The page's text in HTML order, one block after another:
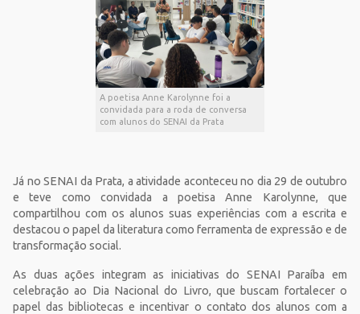
A poetisa Anne Karolynne foi a
convidada para a roda de conversa
com alunos do SENAI da Prata
Já no SENAI da Prata, a atividade aconteceu no dia 29 de outubro
e teve como convidada a poetisa Anne Karolynne, que
compartilhou com os alunos suas experiências com a escrita e
destacou o papel da literatura como ferramenta de expressão e de
transformação social.
As duas ações integram as iniciativas do SENAI Paraíba em
celebração ao Dia Nacional do Livro, que buscam fortalecer o
papel das bibliotecas e incentivar o contato dos alunos com a